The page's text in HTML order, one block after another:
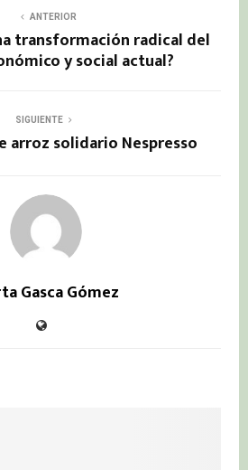
ANTERIOR
transformación radical del
y social actual?
SIGUIENTE
arroz solidario Nespresso
Gasca Gómez